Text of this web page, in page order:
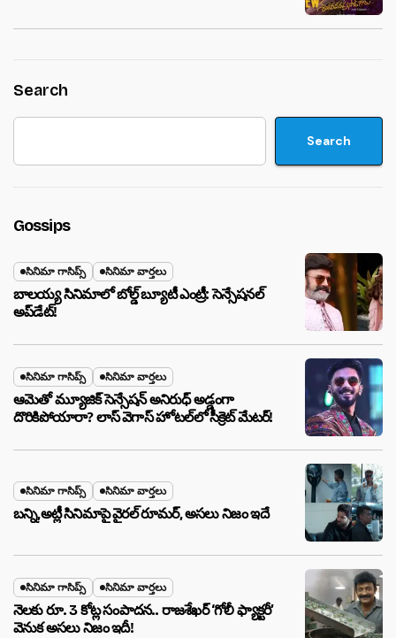
Search
Search
Gossips
సినిమా గాసిప్స్ సినిమా వార్తలు
బాలయ్య సినిమాలో బోల్డ్ బ్యూటీ ఎంట్రీ: సెన్సేషనల్
అప్‌డేట్!
సినిమా గాసిప్స్ సినిమా వార్తలు
ఆమెతో మ్యూజిక్ సెన్సేషన్ అనిరుధ్ అడ్డంగా
దొరికిపోయారా? లాస్ వెగాస్ హోటల్‌లో సీక్రెట్ మేటర్!
సినిమా గాసిప్స్ సినిమా వార్తలు
బన్ని,అట్లీ సినిమాపై వైరల్ రూమర్, అసలు నిజం ఇదే
సినిమా గాసిప్స్ సినిమా వార్తలు
నెలకు రూ. 3 కోట్ల సంపాదన.. రాజశేఖర్ ‘గోలీ ఫ్యాక్టరీ’
వెనుక అసలు నిజం ఇదీ!